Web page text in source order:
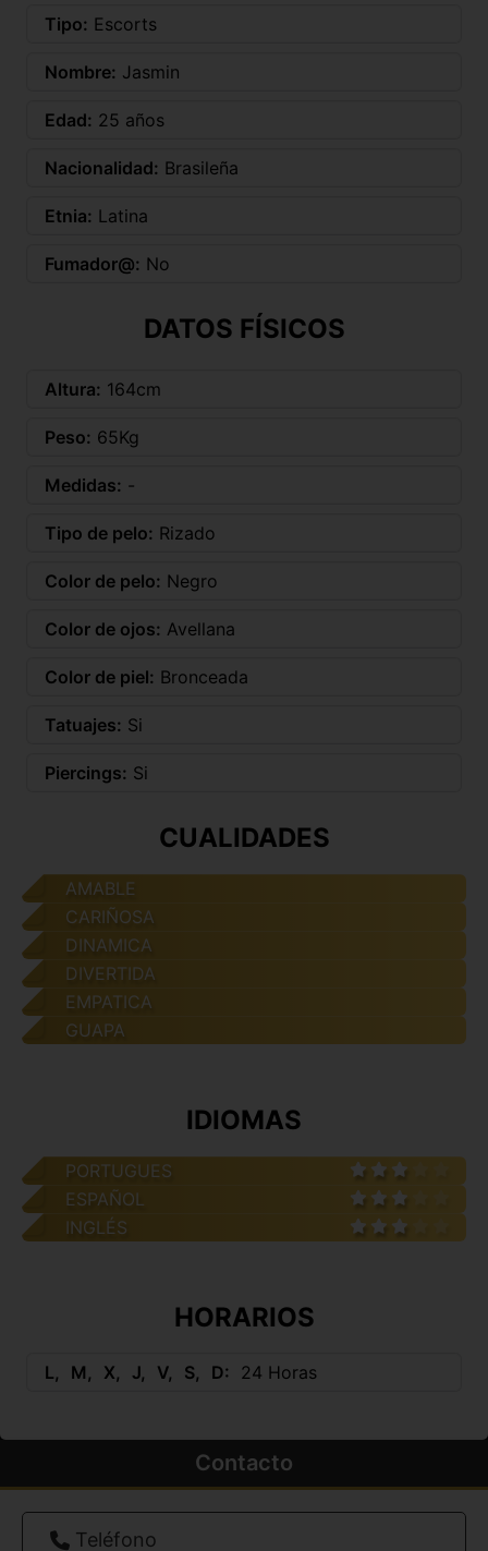
Tipo: Escorts
Nombre: Jasmin
Edad: 25 años
Nacionalidad: Brasileña
Etnia: Latina
Fumador@: No
DATOS FÍSICOS
Altura: 164cm
Peso: 65Kg
Medidas: -
Tipo de pelo: Rizado
Color de pelo: Negro
Color de ojos: Avellana
Color de piel: Bronceada
Tatuajes: Si
Piercings: Si
CUALIDADES
AMABLE
CARIÑOSA
DINAMICA
DIVERTIDA
EMPATICA
GUAPA
IDIOMAS
PORTUGUES
ESPAÑOL
INGLÉS
HORARIOS
L M X J V S D 24 Horas
Contacto
Teléfono